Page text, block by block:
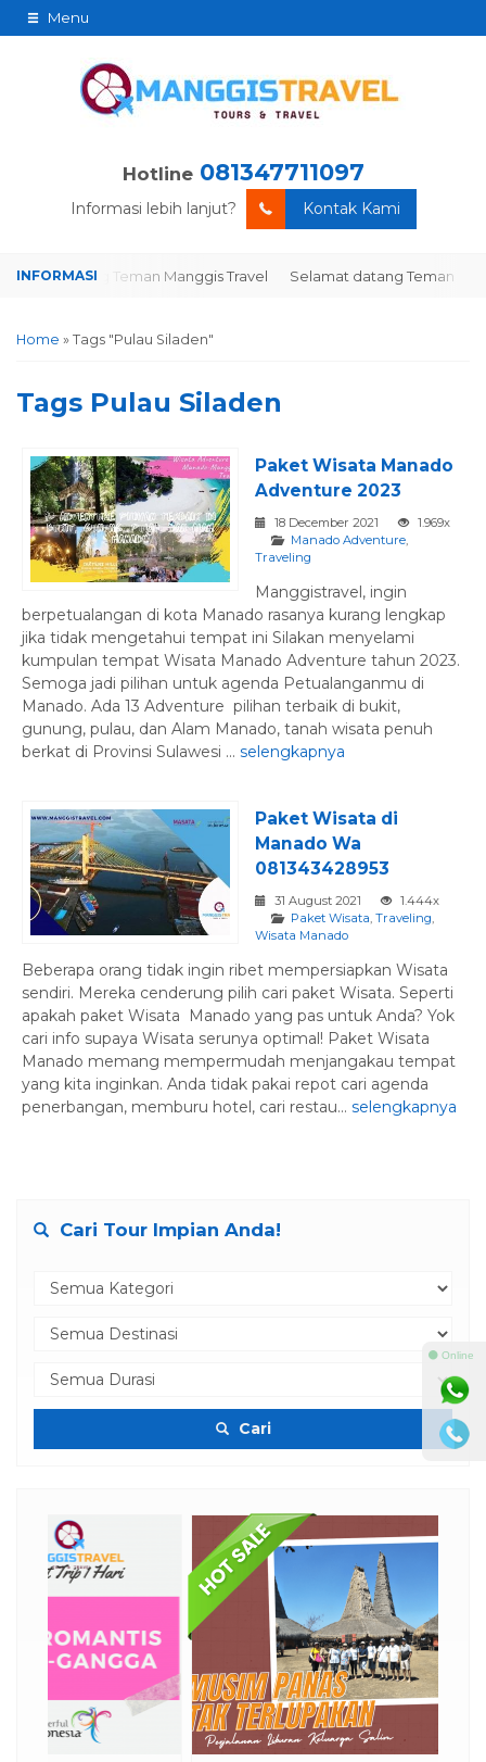
Menu
Hotline 081347711097
Informasi lebih lanjut? Kontak Kami
datang Teman Manggis Travel Selamat datang Teman
Home » Tags "Pulau Siladen"
Tags Pulau Siladen
Paket Wisata Manado
Adventure 2023
18 December 2021
1.969x
Manado Adventure,
Traveling
Manggistravel, ingin
berpetualangan di kota Manado rasanya kurang lengkap
jika tidak mengetahui tempat ini Silakan menyelami
kumpulan tempat Wisata Manado Adventure tahun 2023.
Semoga jadi pilihan untuk agenda Petualanganmu di
Manado. Ada 13 Adventure pilihan terbaik di bukit,
gunung, pulau, dan Alam Manado, tanah wisata penuh
berkat di Provinsi Sulawesi ... selengkapnya
Paket Wisata di
Manado Wa
081343428953
31 August 2021
1.444x
Paket Wisata, Traveling,
Wisata Manado
Beberapa orang tidak ingin ribet mempersiapkan Wisata
sendiri. Mereka cenderung pilih cari paket Wisata. Seperti
apakah paket Wisata Manado yang pas untuk Anda? Yok
cari info supaya Wisata serunya optimal! Paket Wisata
Manado memang mempermudah menjangakau tempat
yang kita inginkan. Anda tidak pakai repot cari agenda
penerbangan, memburu hotel, cari restau... selengkapnya
Cari Tour Impian Anda!
Cari
⚫ Online